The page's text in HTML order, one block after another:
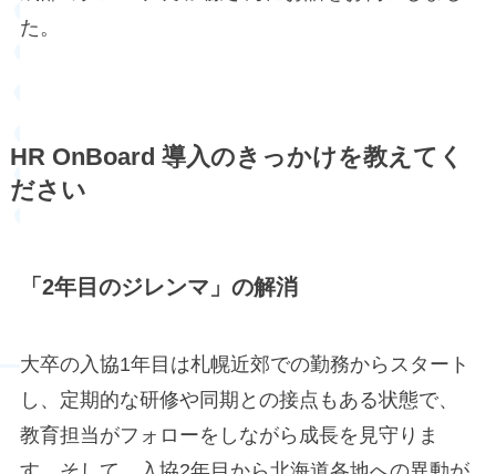
た。
HR OnBoard 導入のきっかけを教えてく
ださい
「2年目のジレンマ」の解消
大卒の入協1年目は札幌近郊での勤務からスタート
し、定期的な研修や同期との接点もある状態で、
教育担当がフォローをしながら成長を見守りま